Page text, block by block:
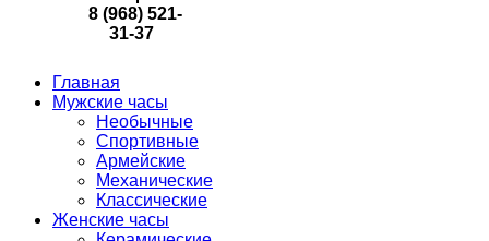
8 (968) 521-
31-37
Главная
Мужские часы
Необычные
Спортивные
Армейские
Механические
Классические
Женские часы